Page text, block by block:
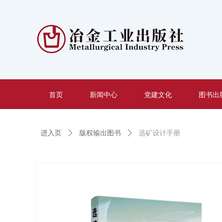
首页 新闻中心 党建文化 图书出
进入页 ꄲ 版权输出图书 ꄲ 选矿设计手册